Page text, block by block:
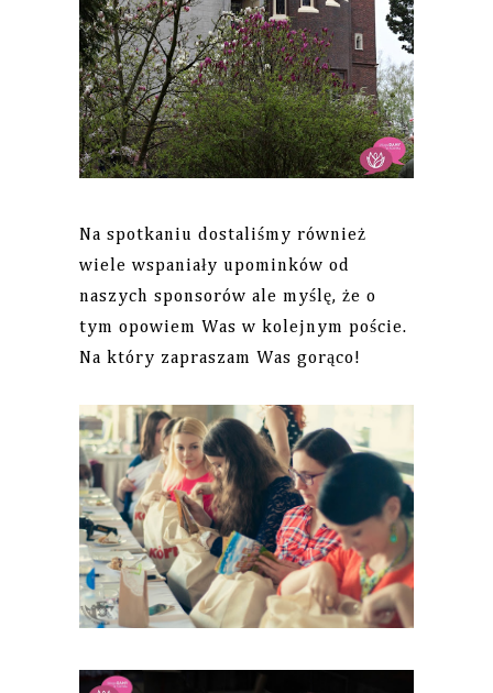
Na spotkaniu dostaliśmy również
wiele wspaniały upominków od
naszych sponsorów ale myślę, że o
tym opowiem Was w kolejnym poście.
Na który zapraszam Was gorąco!